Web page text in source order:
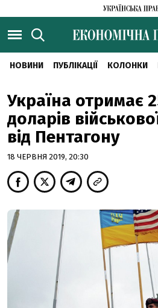
НОВИНИ ПУБЛІКАЦІЇ КОЛОНКИ
Україна отримає
доларів
від Пентагону
18 ЧЕРВНЯ 2019, 20:30